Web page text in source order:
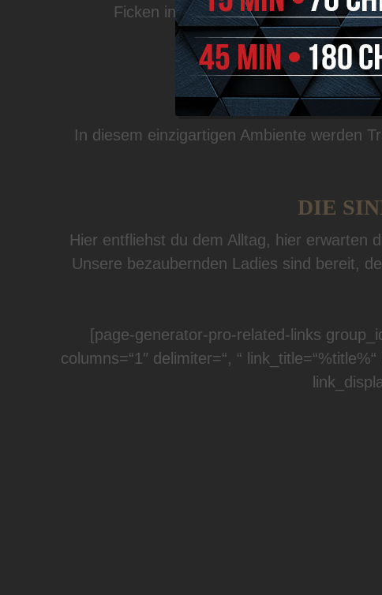
Ficken in Niederglatt:Hier erlebt man
In diesem einzigartigen Ambiente werden
DIE
Hier entfliehst du dem Alltag, hier erwarten
Unsere bezaubernden Ladies sind bereit,
[page-generator-pro-related-links
columns=“1″ delimiter=“, “